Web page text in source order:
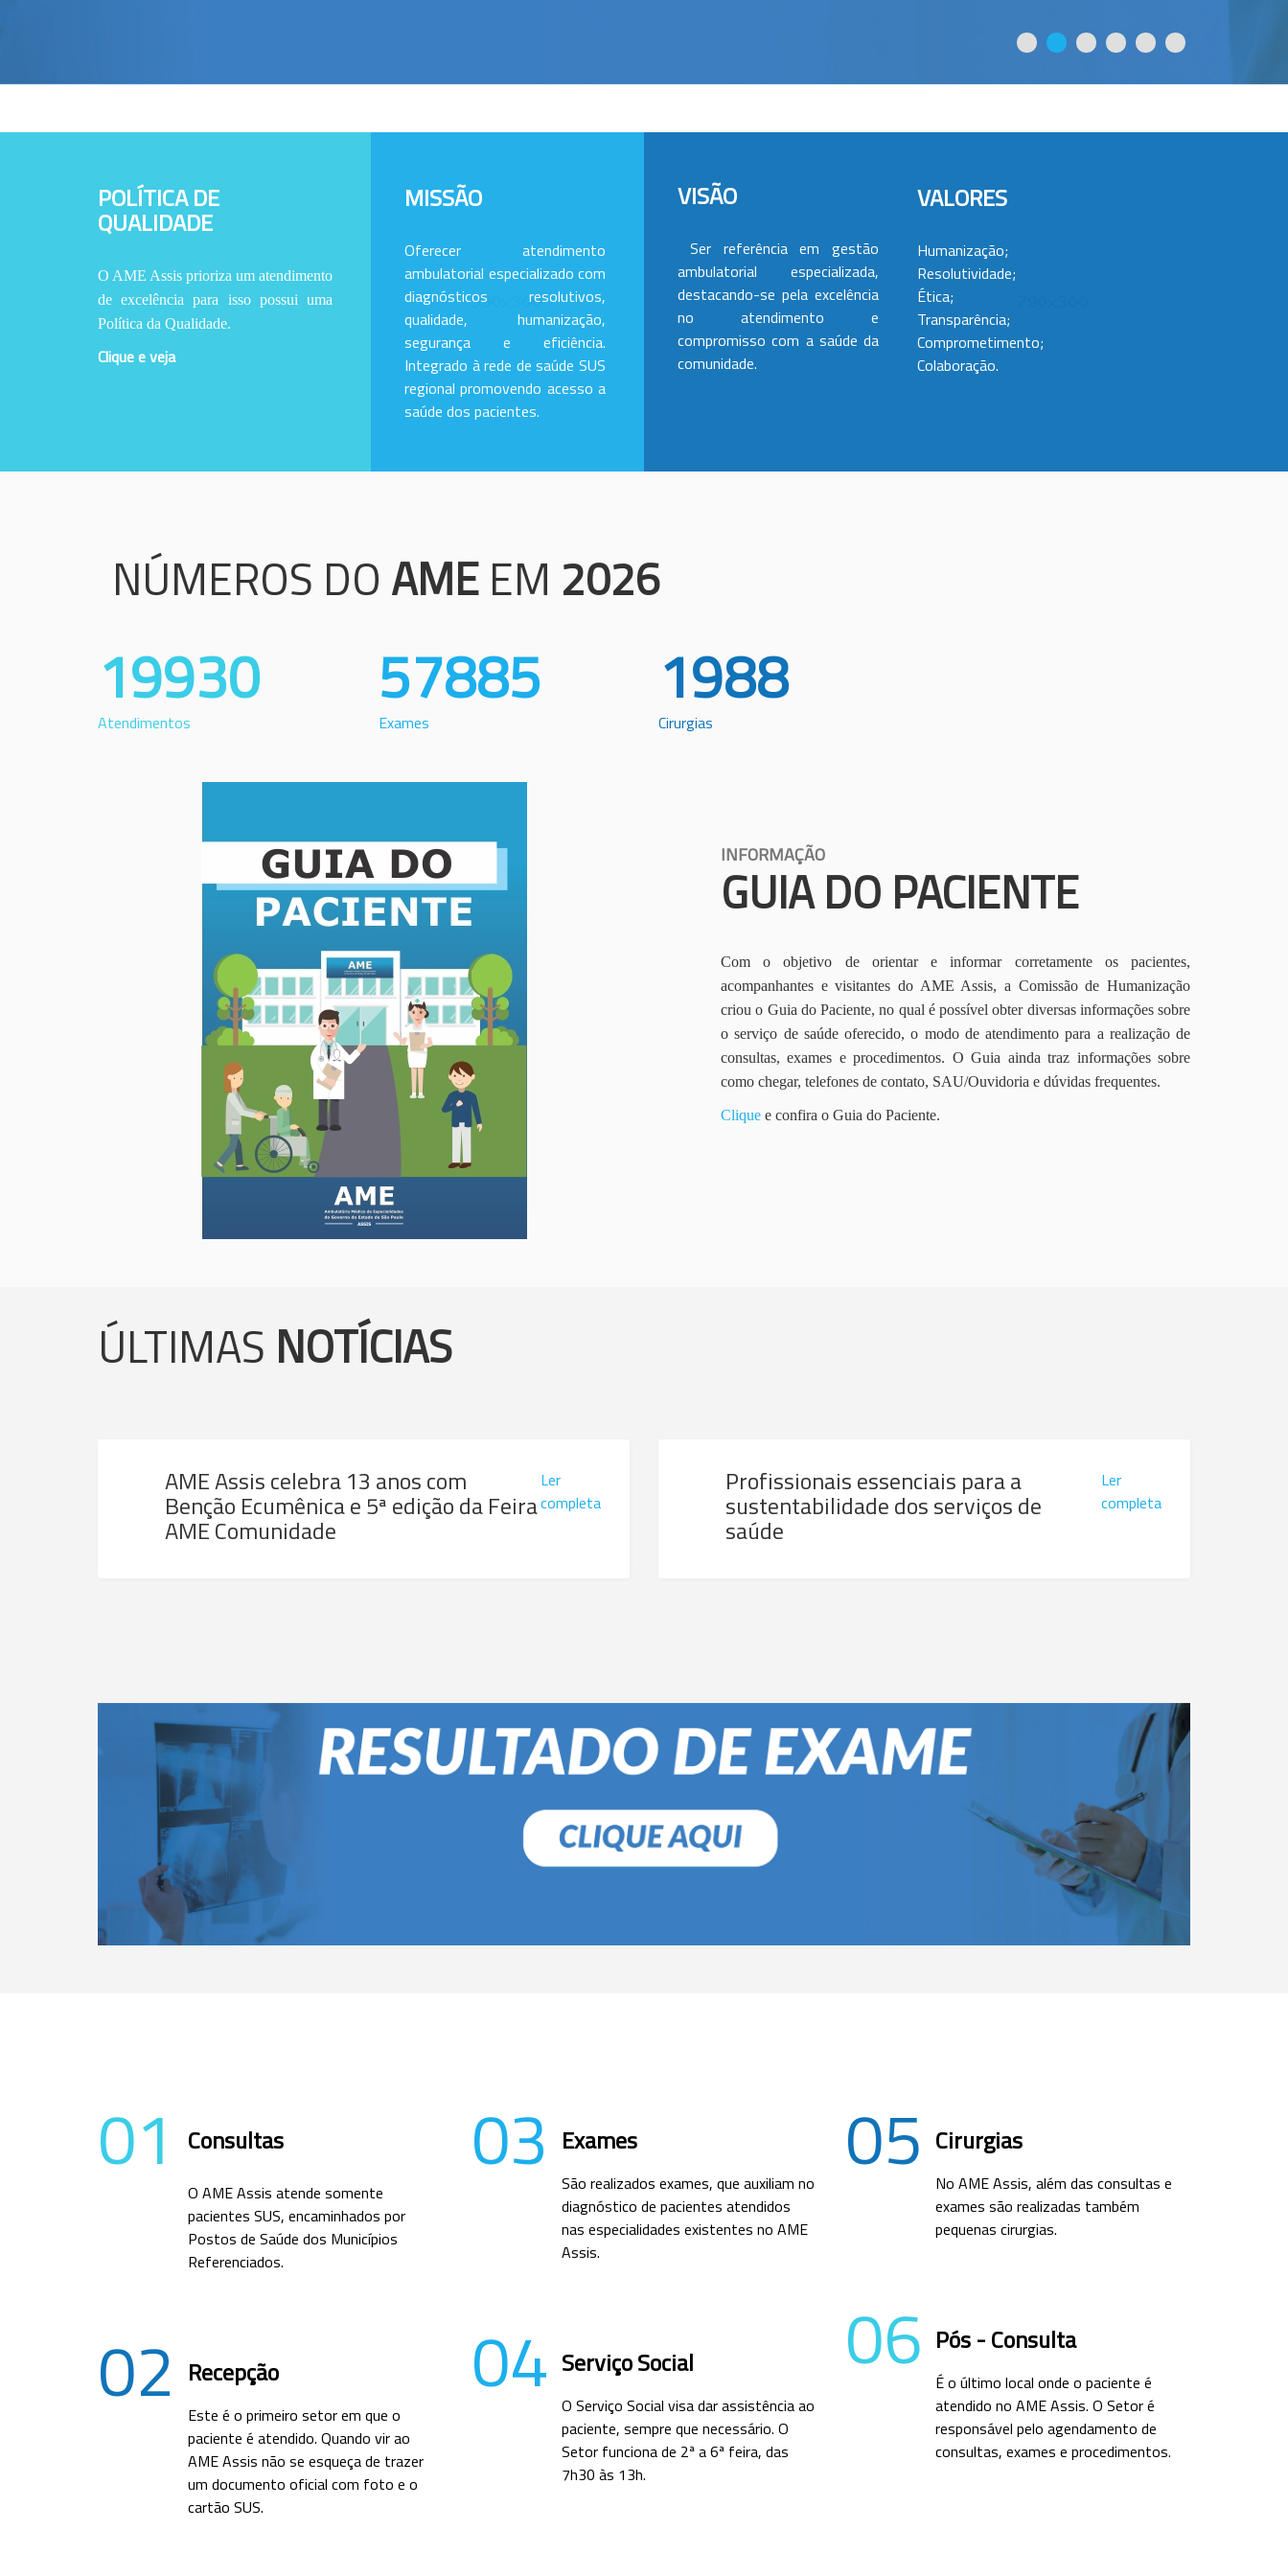
POLÍTICA DE
QUALIDADE
O AME Assis prioriza um atendimento
de excelência para isso possui uma
Política da Qualidade.
Clique e veja
MISSÃO
Oferecer atendimento
ambulatorial especializado com
diagnósticos resolutivos,
qualidade, humanização,
segurança e eficiência.
Integrado à rede de saúde SUS
regional promovendo acesso a
saúde dos pacientes.
VISÃO
Ser referência em gestão
ambulatorial especializada,
destacando-se pela excelência
no atendimento e
compromisso com a saúde da
comunidade.
VALORES
Humanização;
Resolutividade;
Ética;
Transparência;
Comprometimento;
Colaboração.
NÚMEROS DO AME EM 2026
19930
Atendimentos
57885
Exames
1988
Cirurgias
INFORMAÇÃO
GUIA DO PACIENTE
Com o objetivo de orientar e informar corretamente os pacientes,
acompanhantes e visitantes do AME Assis, a Comissão de Humanização
criou o Guia do Paciente, no qual é possível obter diversas informações sobre
o serviço de saúde oferecido, o modo de atendimento para a realização de
consultas, exames e procedimentos. O Guia ainda traz informações sobre
como chegar, telefones de contato, SAU/Ouvidoria e dúvidas frequentes.
Clique e confira o Guia do Paciente.
ÚLTIMAS NOTÍCIAS
AME Assis celebra 13 anos com
Benção Ecumênica e 5ª edição da Feira
AME Comunidade
Ler
completa
Profissionais essenciais para a
sustentabilidade dos serviços de
saúde
Ler
completa
01 Consultas
O AME Assis atende somente
pacientes SUS, encaminhados por
Postos de Saúde dos Municípios
Referenciados.
02 Recepção
Este é o primeiro setor em que o
paciente é atendido. Quando vir ao
AME Assis não se esqueça de trazer
um documento oficial com foto e o
cartão SUS.
03 Exames
São realizados exames, que auxiliam no
diagnóstico de pacientes atendidos
nas especialidades existentes no AME
Assis.
04 Serviço Social
O Serviço Social visa dar assistência ao
paciente, sempre que necessário. O
Setor funciona de 2ª a 6ª feira, das
7h30 às 13h.
05 Cirurgias
No AME Assis, além das consultas e
exames são realizadas também
pequenas cirurgias.
06 Pós - Consulta
É o último local onde o paciente é
atendido no AME Assis. O Setor é
responsável pelo agendamento de
consultas, exames e procedimentos.